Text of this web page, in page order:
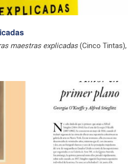
maestras explicadas(Cinco Tintas),